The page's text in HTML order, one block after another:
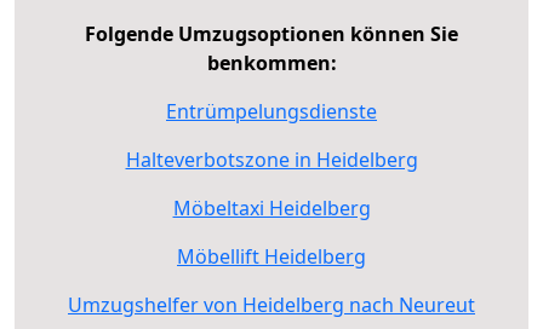
Folgende Umzugsoptionen können Sie
benkommen:
Entrümpelungsdienste
Halteverbotszone in Heidelberg
Möbeltaxi Heidelberg
Möbellift Heidelberg
Umzugshelfer von Heidelberg nach Neureut